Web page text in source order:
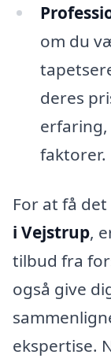
om du
deres
faktorer.
For at få
i Vejstrup,
tilbud fra
også give
ekspertise.